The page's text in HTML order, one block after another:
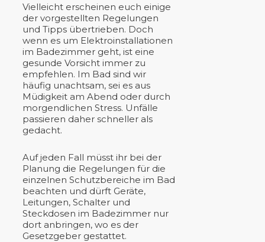
Vielleicht erscheinen euch einige
der vorgestellten Regelungen
und Tipps übertrieben. Doch
wenn es um Elektroinstallationen
im Badezimmer geht, ist eine
gesunde Vorsicht immer zu
empfehlen. Im Bad sind wir
häufig unachtsam, sei es aus
Müdigkeit am Abend oder durch
morgendlichen Stress. Unfälle
passieren daher schneller als
gedacht.
Auf jeden Fall müsst ihr bei der
Planung die Regelungen für die
einzelnen Schutzbereiche im Bad
beachten und dürft Geräte,
Leitungen, Schalter und
Steckdosen im Badezimmer nur
dort anbringen, wo es der
Gesetzgeber gestattet.